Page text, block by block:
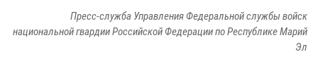
Пресс-служба Управления Федеральной службы войск
национальной гвардии Российской Федерации по Республике Марий
Эл